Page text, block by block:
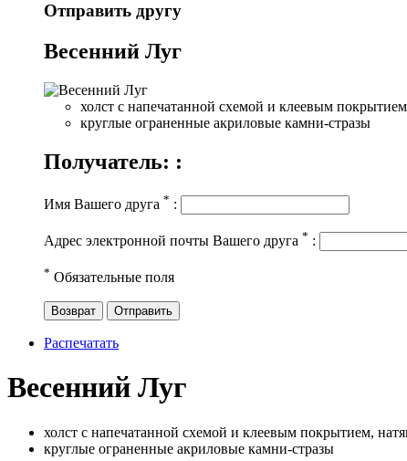
Отправить другу
Весенний Луг
холст с напечатанной схемой и клеевым
круглые ограненные акриловые камни-стразы
Получатель: :
Имя Вашего друга * :
Адрес электронной почты Вашего друга * :
* Обязательные поля
Возврат Отправить
Распечатать
Весенний Луг
холст с напечатанной схемой и клеевым покрытием,
круглые ограненные акриловые камни-стразы